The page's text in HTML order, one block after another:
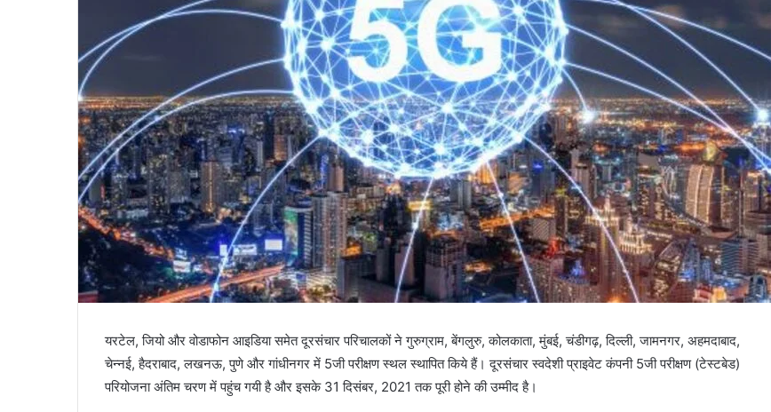
l
यरटेल, जियो और वोडाफोन आइडिया समेत दूरसंचार परिचालकों ने गुरुग्राम, बेंगलुरु, कोलकाता, मुंबई, चंडीगढ़, दिल्ली, जामनगर, अहमदाबाद,
चेन्नई, हैदराबाद, लखनऊ, पुणे और गांधीनगर में 5जी परीक्षण स्थल स्थापित किये हैं। दूरसंचार स्वदेशी प्राइवेट कंपनी 5जी परीक्षण (टेस्टबेड)
परियोजना अंतिम चरण में पहुंच गयी है और इसके 31 दिसंबर, 2021 तक पूरी होने की उम्मीद है।